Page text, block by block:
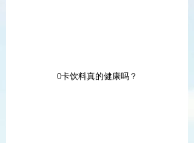
0卡饮料真的健康吗？